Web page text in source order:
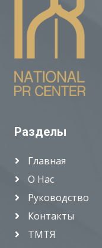
Разделы
Главная
О Нас
Руководство
Контакты
ТМТЯ